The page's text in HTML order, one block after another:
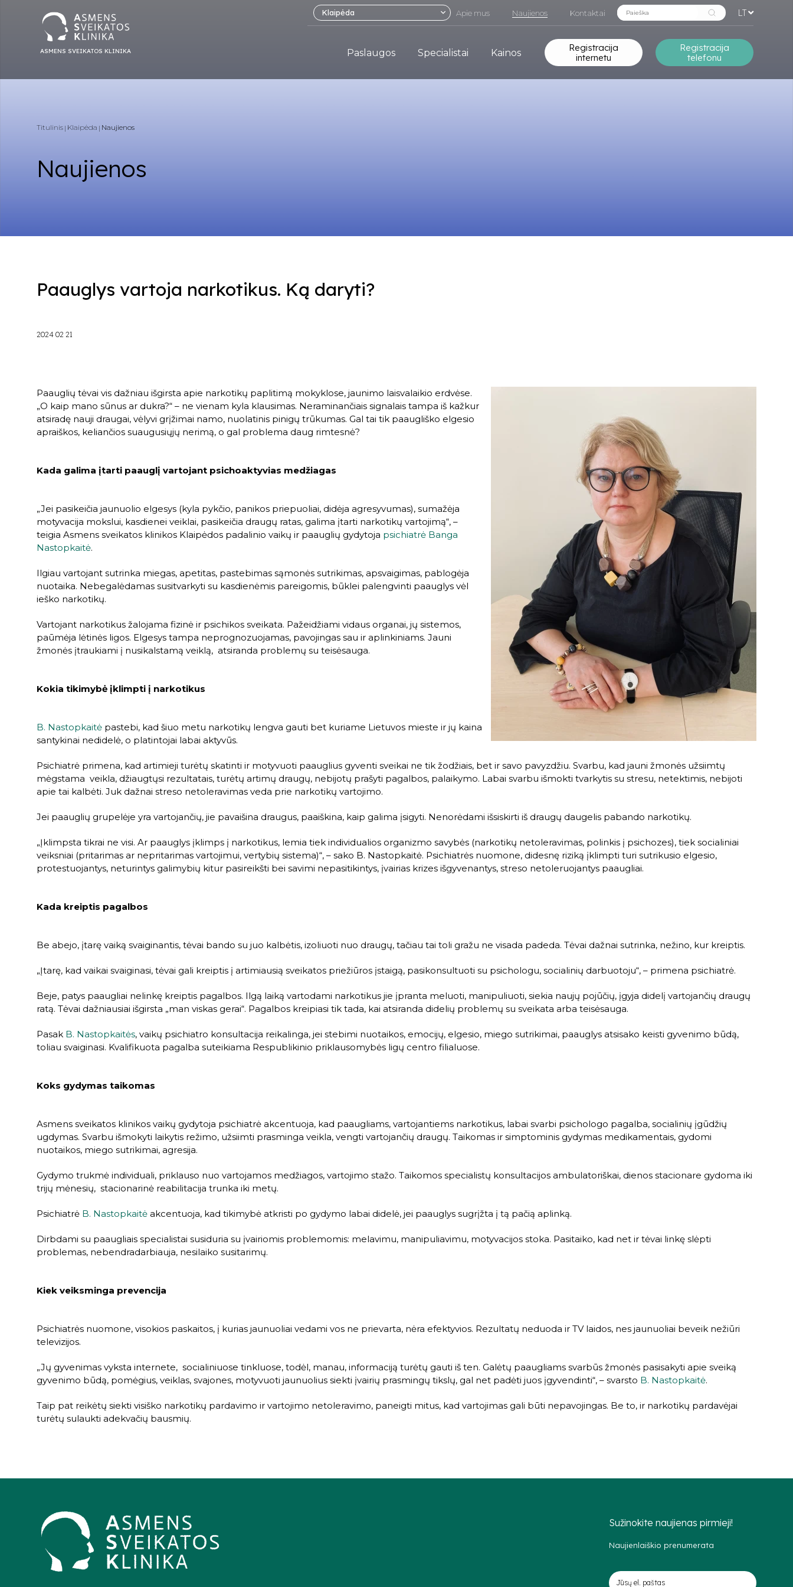
ASMENS SVEIKATOS KLINIKA
Klaipėda Apie mus Naujienos Kontaktai LT
Paslaugos Specialistai Kainos
Registracija
internetu
Registracija
telefonu
Titulinis Klaipėda Naujienos
Naujienos
Paauglys vartoja narkotikus. Ką daryti?
2024 02 21
Paauglių tėvai vis dažniau išgirsta apie narkotikų paplitimą mokyklose, jaunimo laisvalaikio erdvėse.
„O kaip mano sūnus ar dukra?“ – ne vienam kyla klausimas. Neraminančiais signalais tampa iš kažkur
atsiradę nauji draugai, vėlyvi grįžimai namo, nuolatinis pinigų trūkumas. Gal tai tik paaugliško elgesio
apraiškos, keliančios suaugusiųjų nerimą, o gal problema daug rimtesnė?
Kada galima įtarti paauglį vartojant psichoaktyvias medžiagas
„Jei pasikeičia jaunuolio elgesys (kyla pykčio, panikos priepuoliai, didėja agresyvumas), sumažėja
motyvacija mokslui, kasdienei veiklai, pasikeičia draugų ratas, galima įtarti narkotikų vartojimą“, –
teigia Asmens sveikatos klinikos Klaipėdos padalinio vaikų ir paauglių gydytoja psichiatrė Banga
Nastopkaitė.
Ilgiau vartojant sutrinka miegas, apetitas, pastebimas sąmonės sutrikimas, apsvaigimas, pablogėja
nuotaika. Nebegalėdamas susitvarkyti su kasdienėmis pareigomis, būklei palengvinti paauglys vėl
ieško narkotikų.
Vartojant narkotikus žalojama fizinė ir psichikos sveikata. Pažeidžiami vidaus organai, jų sistemos,
paūmėja lėtinės ligos. Elgesys tampa neprognozuojamas, pavojingas sau ir aplinkiniams. Jauni
žmonės įtraukiami į nusikalstamą veiklą, atsiranda problemų su teisėsauga.
Kokia tikimybė įklimpti į narkotikus
B. Nastopkaitė pastebi, kad šiuo metu narkotikų lengva gauti bet kuriame Lietuvos mieste ir jų kaina
santykinai nedidelė, o platintojai labai aktyvūs.
Psichiatrė primena, kad artimieji turėtų skatinti ir motyvuoti paauglius gyventi sveikai ne tik žodžiais, bet ir savo pavyzdžiu. Svarbu, kad jauni žmonės užsiimtų
mėgstama veikla, džiaugtųsi rezultatais, turėtų artimų draugų, nebijotų prašyti pagalbos, palaikymo. Labai svarbu išmokti tvarkytis su stresu, netektimis, nebijoti
apie tai kalbėti. Juk dažnai streso netoleravimas veda prie narkotikų vartojimo.
Jei paauglių grupelėje yra vartojančių, jie pavaišina draugus, paaiškina, kaip galima įsigyti. Nenorėdami išsiskirti iš draugų daugelis pabando narkotikų.
„Įklimpsta tikrai ne visi. Ar paauglys įklimps į narkotikus, lemia tiek individualios organizmo savybės (narkotikų netoleravimas, polinkis į psichozes), tiek socialiniai
veiksniai (pritarimas ar nepritarimas vartojimui, vertybių sistema)“, – sako B. Nastopkaitė. Psichiatrės nuomone, didesnę riziką įklimpti turi sutrikusio elgesio,
protestuojantys, neturintys galimybių kitur pasireikšti bei savimi nepasitikintys, įvairias krizes išgyvenantys, streso netoleruojantys paaugliai.
Kada kreiptis pagalbos
Be abejo, įtarę vaiką svaiginantis, tėvai bando su juo kalbėtis, izoliuoti nuo draugų, tačiau tai toli gražu ne visada padeda. Tėvai dažnai sutrinka, nežino, kur kreiptis.
„Įtarę, kad vaikai svaiginasi, tėvai gali kreiptis į artimiausią sveikatos priežiūros įstaigą, pasikonsultuoti su psichologu, socialinių darbuotoju“, – primena psichiatrė.
Beje, patys paaugliai nelinkę kreiptis pagalbos. Ilgą laiką vartodami narkotikus jie įpranta meluoti, manipuliuoti, siekia naujų pojūčių, įgyja didelį vartojančių draugų
ratą. Tėvai dažniausiai išgirsta „man viskas gerai“. Pagalbos kreipiasi tik tada, kai atsiranda didelių problemų su sveikata arba teisėsauga.
Pasak B. Nastopkaitės, vaikų psichiatro konsultacija reikalinga, jei stebimi nuotaikos, emocijų, elgesio, miego sutrikimai, paauglys atsisako keisti gyvenimo būdą,
toliau svaiginasi. Kvalifikuota pagalba suteikiama Respublikinio priklausomybės ligų centro filialuose.
Koks gydymas taikomas
Asmens sveikatos klinikos vaikų gydytoja psichiatrė akcentuoja, kad paaugliams, vartojantiems narkotikus, labai svarbi psichologo pagalba, socialinių įgūdžių
ugdymas. Svarbu išmokyti laikytis režimo, užsiimti prasminga veikla, vengti vartojančių draugų. Taikomas ir simptominis gydymas medikamentais, gydomi
nuotaikos, miego sutrikimai, agresija.
Gydymo trukmė individuali, priklauso nuo vartojamos medžiagos, vartojimo stažo. Taikomos specialistų konsultacijos ambulatoriškai, dienos stacionare gydoma iki
trijų mėnesių, stacionarinė reabilitacija trunka iki metų.
Psichiatrė B. Nastopkaitė akcentuoja, kad tikimybė atkristi po gydymo labai didelė, jei paauglys sugrįžta į tą pačią aplinką.
Dirbdami su paaugliais specialistai susiduria su įvairiomis problemomis: melavimu, manipuliavimu, motyvacijos stoka. Pasitaiko, kad net ir tėvai linkę slėpti
problemas, nebendradarbiauja, nesilaiko susitarimų.
Kiek veiksminga prevencija
Psichiatrės nuomone, visokios paskaitos, į kurias jaunuoliai vedami vos ne prievarta, nėra efektyvios. Rezultatų neduoda ir TV laidos, nes jaunuoliai beveik nežiūri
televizijos.
„Jų gyvenimas vyksta internete, socialiniuose tinkluose, todėl, manau, informaciją turėtų gauti iš ten. Galėtų paaugliams svarbūs žmonės pasisakyti apie sveiką
gyvenimo būdą, pomėgius, veiklas, svajones, motyvuoti jaunuolius siekti įvairių prasmingų tikslų, gal net padėti juos įgyvendinti“, – svarsto B. Nastopkaitė.
Taip pat reikėtų siekti visiško narkotikų pardavimo ir vartojimo netoleravimo, paneigti mitus, kad vartojimas gali būti nepavojingas. Be to, ir narkotikų pardavėjai
turėtų sulaukti adekvačių bausmių.
Sužinokite naujienas pirmieji!
Naujienlaiškio prenumerata